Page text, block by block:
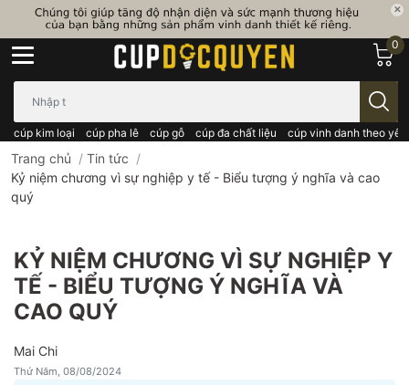
cúp kim loại cúp pha lê cúp gỗ cúp đa chất liệu cúp vinh danh theo
0
Trang chủ / Tin tức /
Kỷ niệm chương vì sự nghiệp y tế - Biểu tượng ý nghĩa và cao
quý
KỶ NIỆM CHƯƠNG VÌ SỰ NGHIỆP Y
TẾ - BIỂU TƯỢNG Ý NGHĨA VÀ
CAO QUÝ
Mai Chi
Thứ Năm, 08/08/2024